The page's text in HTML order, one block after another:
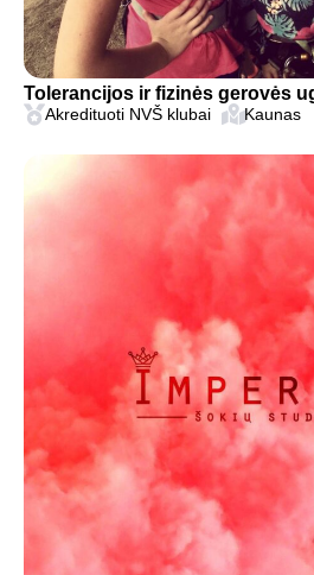
Tolerancijos ir fizinės gerovės
Akredituoti NVŠ klubai Kaunas